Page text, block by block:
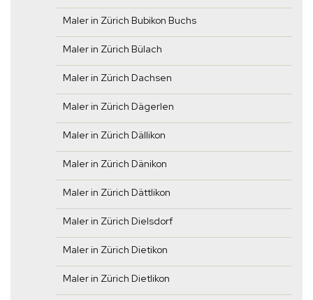
Maler in Zürich Bubikon Buchs
Maler in Zürich Bülach
Maler in Zürich Dachsen
Maler in Zürich Dägerlen
Maler in Zürich Dällikon
Maler in Zürich Dänikon
Maler in Zürich Dättlikon
Maler in Zürich Dielsdorf
Maler in Zürich Dietikon
Maler in Zürich Dietlikon